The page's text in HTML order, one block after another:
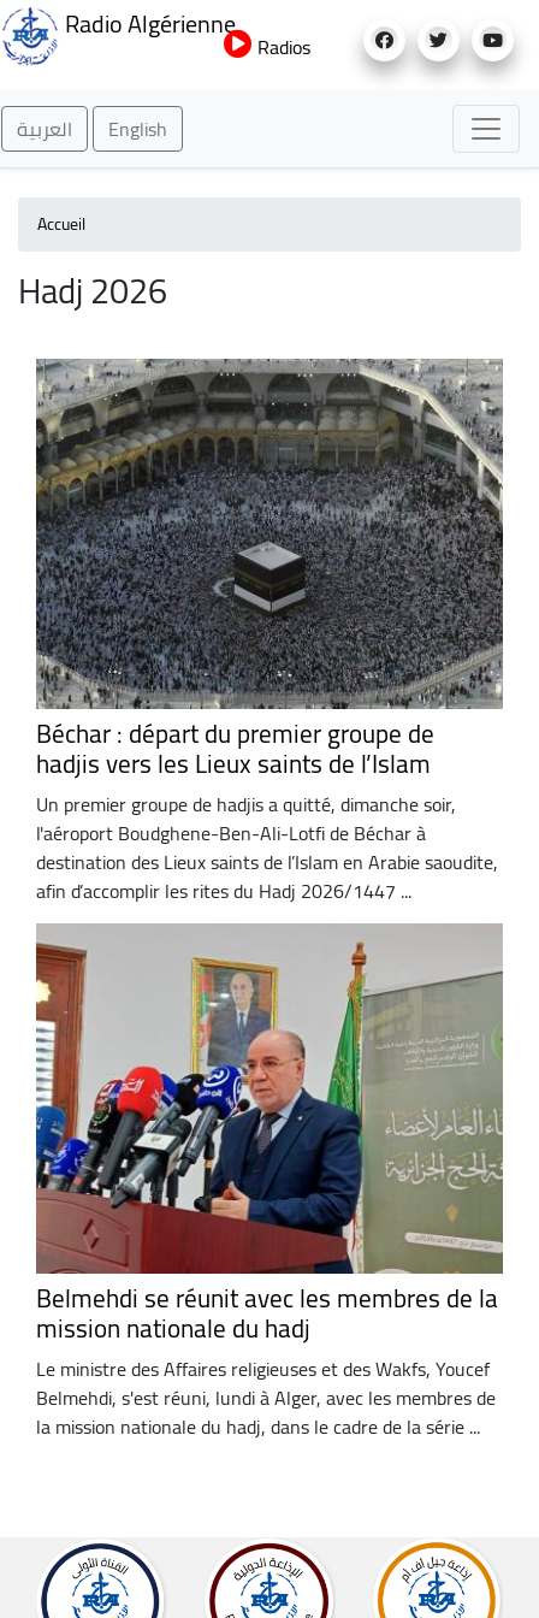
au
Radio Algérienne
Radios
العربية English
Accueil
Hadj 2026
Béchar : départ du premier groupe de
hadjis vers les Lieux saints de l’Islam
Un premier groupe de hadjis a quitté, dimanche soir,
l'aéroport Boudghene-Ben-Ali-Lotfi de Béchar à
destination des Lieux saints de l’Islam en Arabie saoudite,
afin d’accomplir les rites du Hadj 2026/1447 ...
Belmehdi se réunit avec les membres de la
mission nationale du hadj
Le ministre des Affaires religieuses et des Wakfs, Youcef
Belmehdi, s'est réuni, lundi à Alger, avec les membres de
la mission nationale du hadj, dans le cadre de la série ...